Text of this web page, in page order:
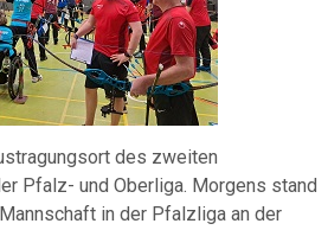
des zweiten
Pfalz- und Oberliga. Morgens stand
in der Pfalzliga an der